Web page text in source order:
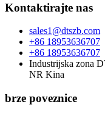
Kontaktirajte nas
sales1@dtszb.com
+86 18953636707
+86 18953636707
Industrijska zona
NR Kina
brze poveznice